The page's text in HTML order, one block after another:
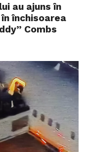
au ajuns în
închisoarea
Combs